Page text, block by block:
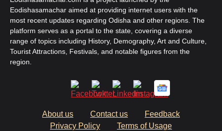
Eodishasamachar aimed at providing internet users with the
most recent updates regarding Odisha and other regions. The
platform serves as a portal to the state, covering a diverse
range of topics including History, Demography, Art and Culture,
Tourist Attractions, Festivals, and notable figures from the
region.
About us Contact us
Feedback
Privacy Policy
Terms of Usage